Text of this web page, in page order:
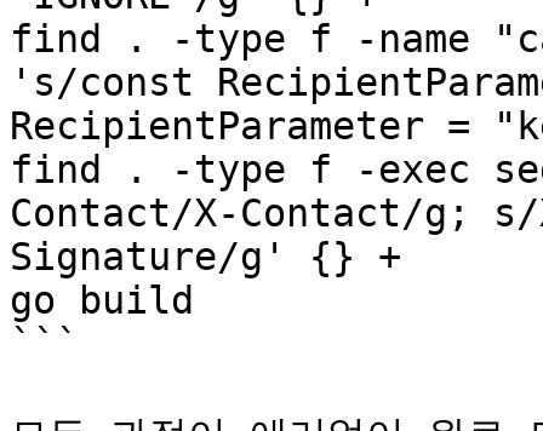
find . -type f -name
's/const
RecipientParameter =
find . -type f -exec
Contact/X-Contact/g; s/
Signature/g' {} +
go build
```